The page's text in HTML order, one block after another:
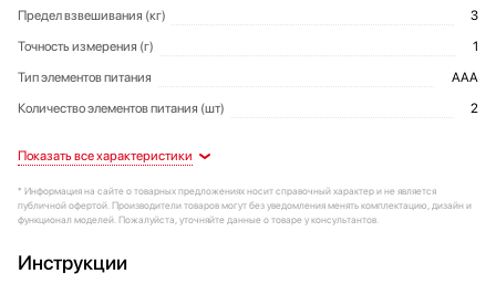
Предел взвешивания (кг)
3
Точность измерения (г)
1
Тип элементов питания
AAA
Количество элементов питания (шт)
2
Особенности дизайна
Последовательное взвешивание
особенности исполнения
Дизайнер: Innocenzo Rifino и Lorenzo
Ruggieri
* Информация на сайте о товарных предложениях носит справочный характер и не является
публичной офертой. Производители товаров могут без уведомления менять комплектацию, дизайн и
функционал моделей. Пожалуйста, уточняйте данные о товаре у консультантов.
Инструкции